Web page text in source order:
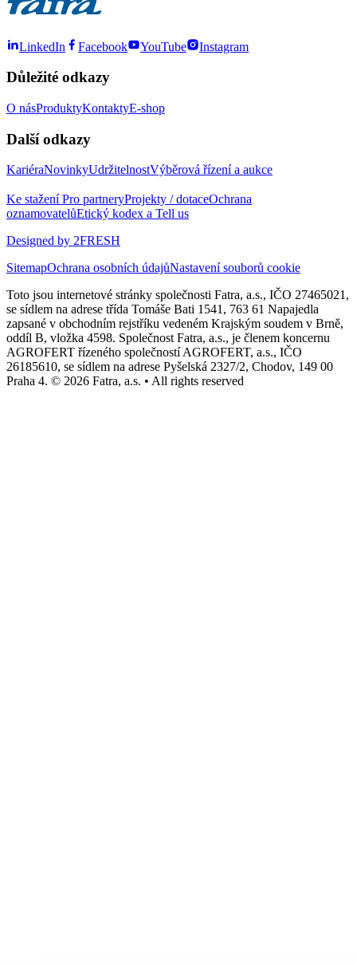
LinkedIn Facebook YouTube Instagram
Důležité odkazy
O násProduktyKontaktyE-shop
Další odkazy
KariéraNovinkyUdržitelnostVýběrová řízení a aukce
Ke staženíPro partneryProjekty / dotaceOchrana
oznamovatelůEtický kodex a Tell us
Designed by 2FRESH
SitemapOchrana osobních údajůNastavení souborů cookie
Toto jsou internetové stránky společnosti Fatra, a.s., IČO 27465021,
se sídlem na adrese třída Tomáše Bati 1541, 763 61 Napajedla
zapsané v obchodním rejstříku vedeném Krajským soudem v Brně,
oddíl B, vložka 4598. Společnost Fatra, a.s., je členem koncernu
AGROFERT řízeného společností AGROFERT, a.s., IČO
26185610, se sídlem na adrese Pyšelská 2327/2, Chodov, 149 00
Praha 4. © 2026 Fatra, a.s. • All rights reserved